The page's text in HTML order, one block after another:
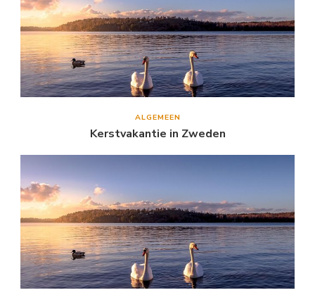
ALGEMEEN
Kerstvakantie in Zweden